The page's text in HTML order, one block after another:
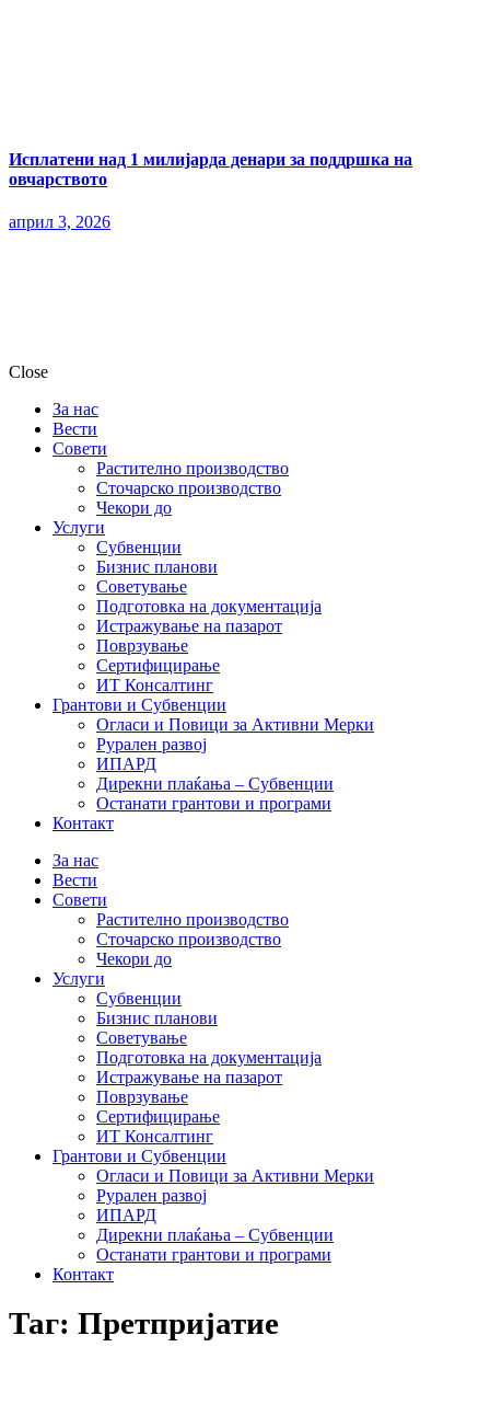
Исплатени над 1 милијарда денари за поддршка на
овчарството
април 3, 2026
Close
За нас
Вести
Совети
Растително производство
Сточарско производство
Чекори до
Услуги
Субвенции
Бизнис планови
Советување
Подготовка на документација
Истражување на пазарот
Поврзување
Сертифицирање
ИТ Консалтинг
Грантови и Субвенции
Огласи и Повици за Активни Мерки
Рурален развој
ИПАРД
Дирекни плаќања – Субвенции
Останати грантови и програми
Контакт
За нас
Вести
Совети
Растително производство
Сточарско производство
Чекори до
Услуги
Субвенции
Бизнис планови
Советување
Подготовка на документација
Истражување на пазарот
Поврзување
Сертифицирање
ИТ Консалтинг
Грантови и Субвенции
Огласи и Повици за Активни Мерки
Рурален развој
ИПАРД
Дирекни плаќања – Субвенции
Останати грантови и програми
Контакт
Таг: Претпријатие